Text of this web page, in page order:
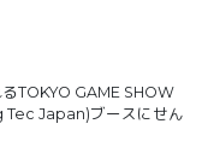
TOKYO GAME SHOW
Tec Japan)ブースにせん